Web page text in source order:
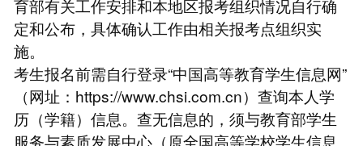
育部有关工作安排和本地区报考组织情况自行确
定和公布，具体确认工作由相关报考点组织实
施。
考生报名前需自行登录“中国高等教育学生信息网”
（网址：https://www.chsi.com.cn）查询本人学
历（学籍）信息。查无信息的，须与教育部学生
服务与素质发展中心（原全国高等学校学生信息